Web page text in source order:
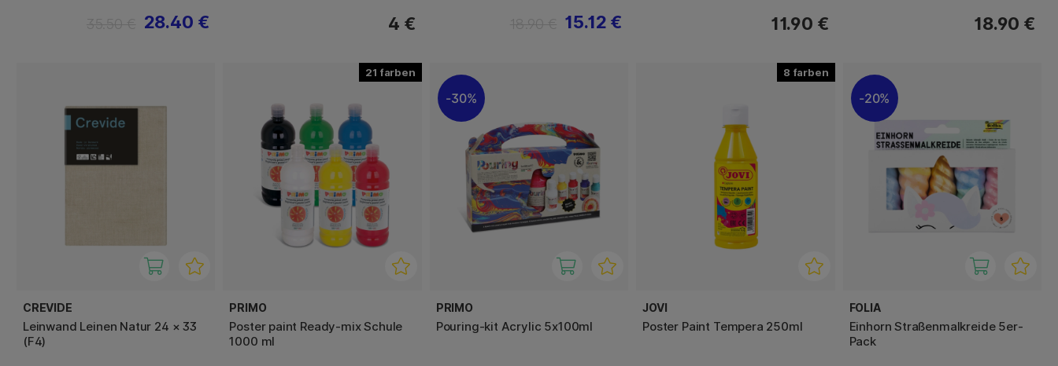
28.40 € 4 € 15.12 € 11.90 € 18.90 €
CREVIDE
Leinwand Leinen Natur 24 × 33
(F4)
21
PRIMO
Poster paint Ready-mix Schule
1000 ml
30%
PRIMO
Pouring-kit Acrylic 5x100ml
8
JOVI
Poster Paint Tempera 250ml
20%
FOLIA
Einhorn Straßenmalkreide 5er-
Pack